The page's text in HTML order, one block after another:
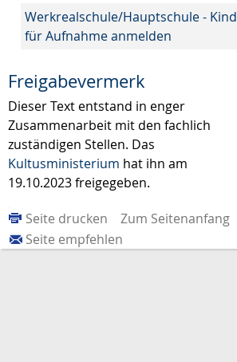
Werkrealschule/Hauptschule - Kind
für Aufnahme anmelden
Freigabevermerk
Dieser Text entstand in enger
Zusammenarbeit mit den fachlich
zuständigen Stellen. Das
Kultusministerium hat ihn am
19.10.2023 freigegeben.
Zum Seitenanfang
Seite drucken
Seite empfehlen